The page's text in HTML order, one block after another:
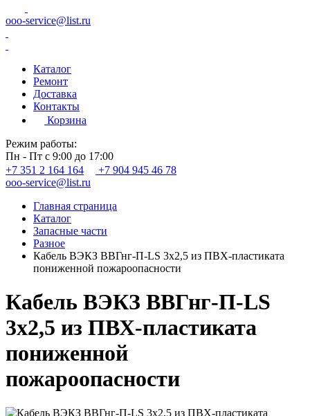
ooo-service@list.ru
Каталог
Ремонт
Доставка
Контакты
Корзина
Режим работы:
Пн - Пт с 9:00 до 17:00
+7 351 2 164 164
+7 904 945 46 78
ooo-service@list.ru
Главная страница
Каталог
Запасные части
Разное
Кабель ВЭКЗ ВВГнг-П-LS 3х2,5 из ПВХ-пластиката
пониженной пожароопасности
Кабель ВЭКЗ ВВГнг-П-LS
3х2,5 из ПВХ-пластиката
пониженной
пожароопасности